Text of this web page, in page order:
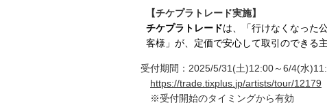
【チケプラトレード実施】
チケプラトレードは、「行けなくなった
客様」が、定価で安心して取引のできる
受付期間：2025/5/31(土)12:00～6/4(水
https://trade.tixplus. jp/artists/tour/12179
※受付開始のタイミングから有効